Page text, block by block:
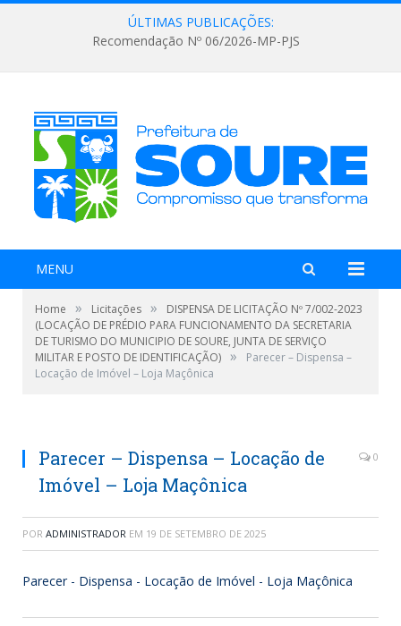
ÚLTIMAS PUBLICAÇÕES:
Recomendação Nº 06/2026-MP-PJS
MENU
Home » Licitações »
DISPENSA DE LICITAÇÃO Nº 7/002-2023
(LOCAÇÃO DE PRÉDIO PARA FUNCIONAMENTO DA SECRETARIA
DE TURISMO DO MUNICIPIO DE SOURE, JUNTA DE SERVIÇO
MILITAR E POSTO DE IDENTIFICAÇÃO) »
Parecer – Dispensa –
Locação de Imóvel – Loja Maçônica
Parecer – Dispensa – Locação de
Imóvel – Loja Maçônica
0
POR ADMINISTRADOR EM 19 DE SETEMBRO DE 2025
Parecer - Dispensa - Locação de Imóvel - Loja Maçônica